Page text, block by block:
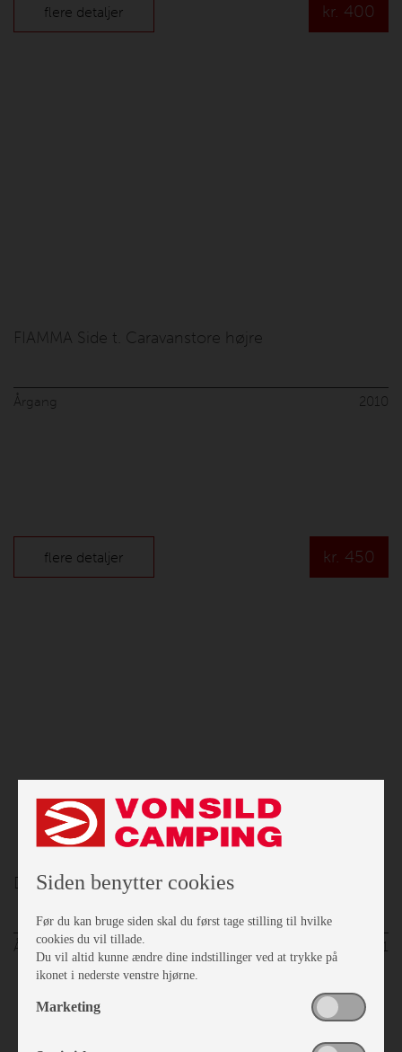
flere detaljer kr. 400
FIAMMA Side t. Caravanstore højre
Årgang 2010
flere detaljer kr. 450
Diverse Solsejl
Årgang 2011
Siden benytter cookies
Før du kan bruge siden skal du først tage stilling til hvilke
cookies du vil tillade.
Du vil altid kunne ændre dine indstillinger ved at trykke på
ikonet i nederste venstre hjørne.
Marketing